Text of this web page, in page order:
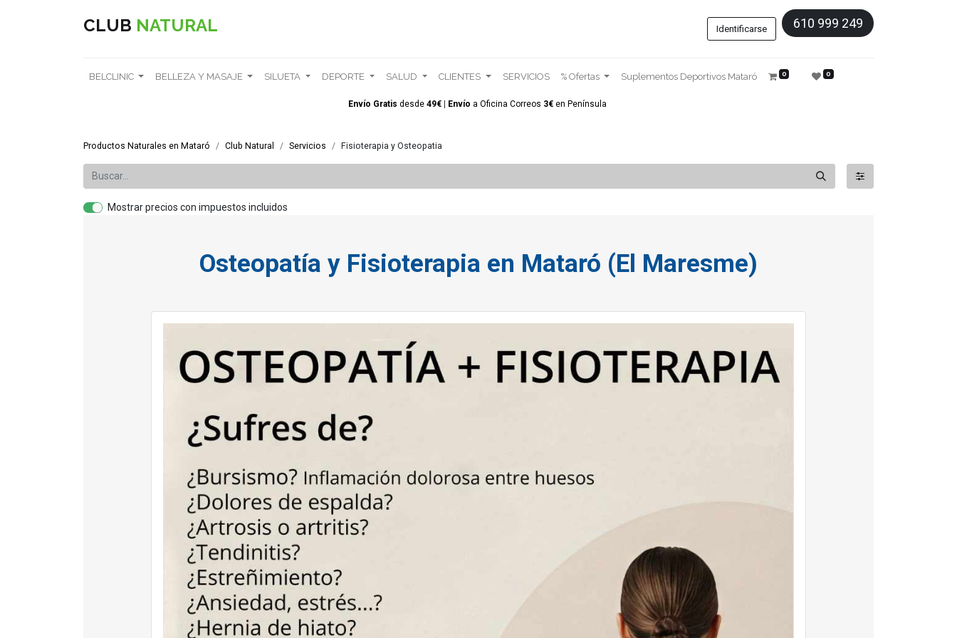
CLUB NATURAL Identificarse 610 999 249
BELCLINIC BELLEZA Y MASAJE SILUETA DEPORTE SALUD CLIENTES SERVICIOS % Ofertas Suplementos Deportivos Mataró 0 0
Envío Gratis desde 49€ Envío a Oficina Correos 3€ en Península
Productos Naturales en Mataró Club Natural Servicios Fisioterapia y Osteopatia
Mostrar precios con impuestos incluidos
Osteopatía y Fisioterapia en Mataró (El Maresme)